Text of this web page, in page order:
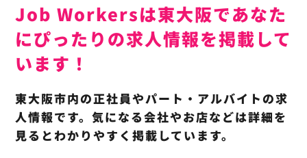
Job Workersは東大阪であなた
にぴったりの求人情報を掲載して
います！
東大阪市内の正社員やパート・アルバイトの求
人情報です。気になる会社やお店などは詳細を
見るとわかりやすく掲載しています。